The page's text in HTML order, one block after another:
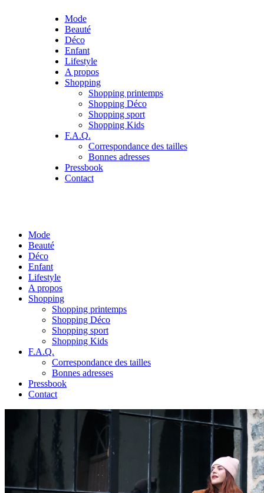
Mode
Beauté
Déco
Enfant
Lifestyle
A propos
Shopping
Shopping printemps
Shopping Déco
Shopping sport
Shopping Kids
F.A.Q.
Correspondance des tailles
Bonnes adresses
Pressbook
Contact
Mode
Beauté
Déco
Enfant
Lifestyle
A propos
Shopping
Shopping printemps
Shopping Déco
Shopping sport
Shopping Kids
F.A.Q.
Correspondance des tailles
Bonnes adresses
Pressbook
Contact